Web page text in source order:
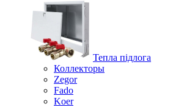
Тепла підлога
Коллекторы
Zegor
Fado
Koer